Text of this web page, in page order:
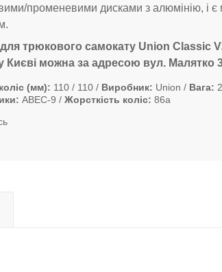
променевими дисками з алюмінію, і є
трюкового самокату Union Classic
Києві можна за адресою вул. Малятко
(мм) 110 / 110 Виробник Union Вага
ABEC-9 Жорсткість коліс 86а